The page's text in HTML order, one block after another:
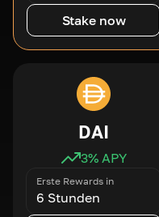
Stake now
DAI
3% APY
Erste Rewards in
6 Stunden